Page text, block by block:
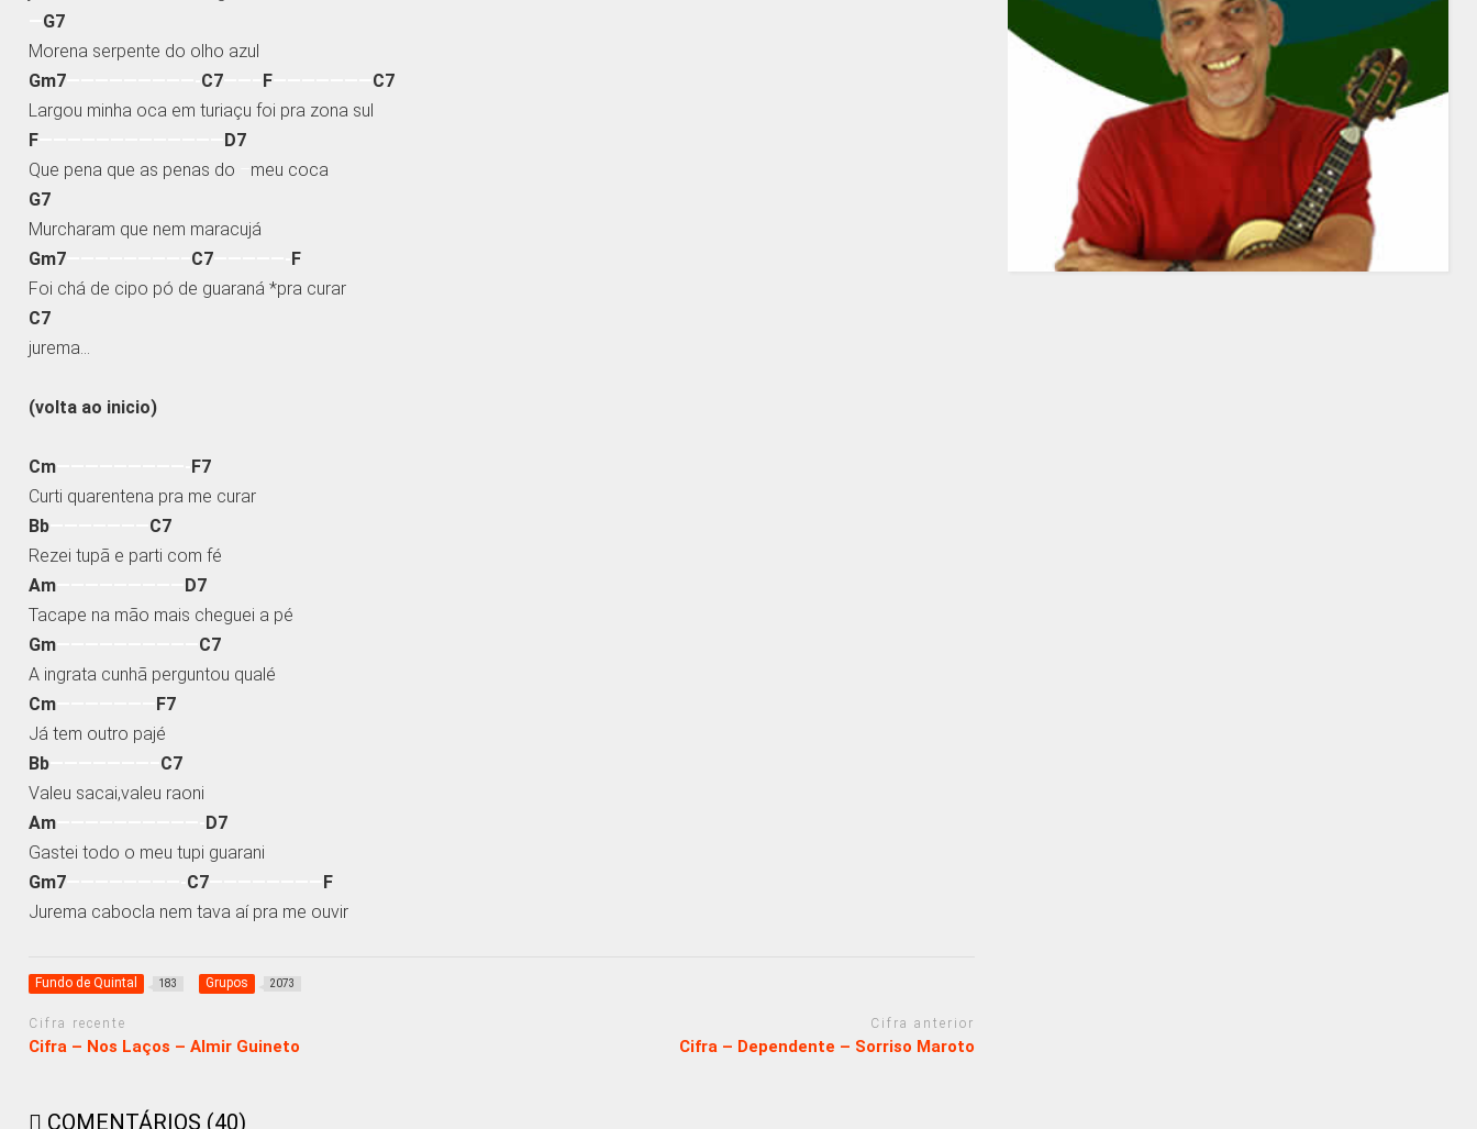
G7
Morena serpente do olho azul
Gm7
C7 F
C7
Largou minha oca em turiaçu foi pra zona sul
F
D7
Que pena que as penas do
meu coca
G7
Murcharam que nem maracujá
Gm7
C7
F
Foi chá de cipo pó de guaraná *pra curar
C7
jurema…
(volta ao inicio)
Cm
F7
Curti quarentena pra me curar
Bb
C7
Rezei tupã e parti com fé
Am
D7
Tacape na mão mais cheguei a pé
Gm
C7
A ingrata cunhã perguntou qualé
Cm
F7
Já tem outro pajé
Bb
C7
Valeu sacai,valeu raoni
Am
D7
Gastei todo o meu tupi guarani
Gm7
C7
F
Jurema cabocla nem tava aí pra me ouvir
Fundo de Quintal 183 Grupos 2073
Cifra recente
Cifra – Nos Laços – Almir Guineto
Cifra anterior
Cifra – Dependente – Sorriso Maroto
COMENTÁRIOS (40)